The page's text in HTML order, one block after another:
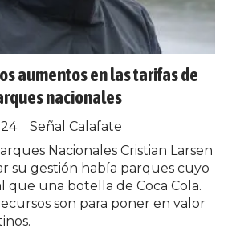
aumentos en las tarifas de
nacionales
Señal Calafate
Nacionales Cristian Larsen
su gestión había parques cuyo
que una botella de Coca Cola.
son para poner en valor